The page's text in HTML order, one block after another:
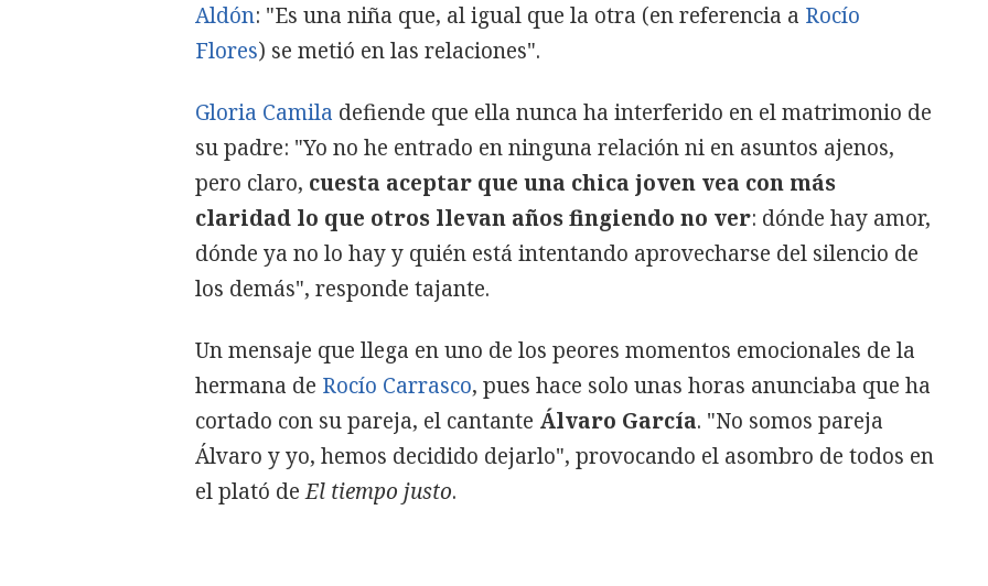
Aldón: "Es una niña que, al igual que la otra (en referencia a Rocío
Flores) se metió en las relaciones".
Gloria Camila defiende que ella nunca ha interferido en el matrimonio de
su padre: "Yo no he entrado en ninguna relación ni en asuntos ajenos,
pero claro, cuesta aceptar que una chica joven vea con más
claridad lo que otros llevan años fingiendo no ver: dónde hay amor,
dónde ya no lo hay y quién está intentando aprovecharse del silencio de
los demás", responde tajante.
Un mensaje que llega en uno de los peores momentos emocionales de la
hermana de Rocío Carrasco, pues hace solo unas horas anunciaba que ha
cortado con su pareja, el cantante Álvaro García. "No somos pareja
Álvaro y yo, hemos decidido dejarlo", provocando el asombro de todos en
el plató deEl tiempo justo.